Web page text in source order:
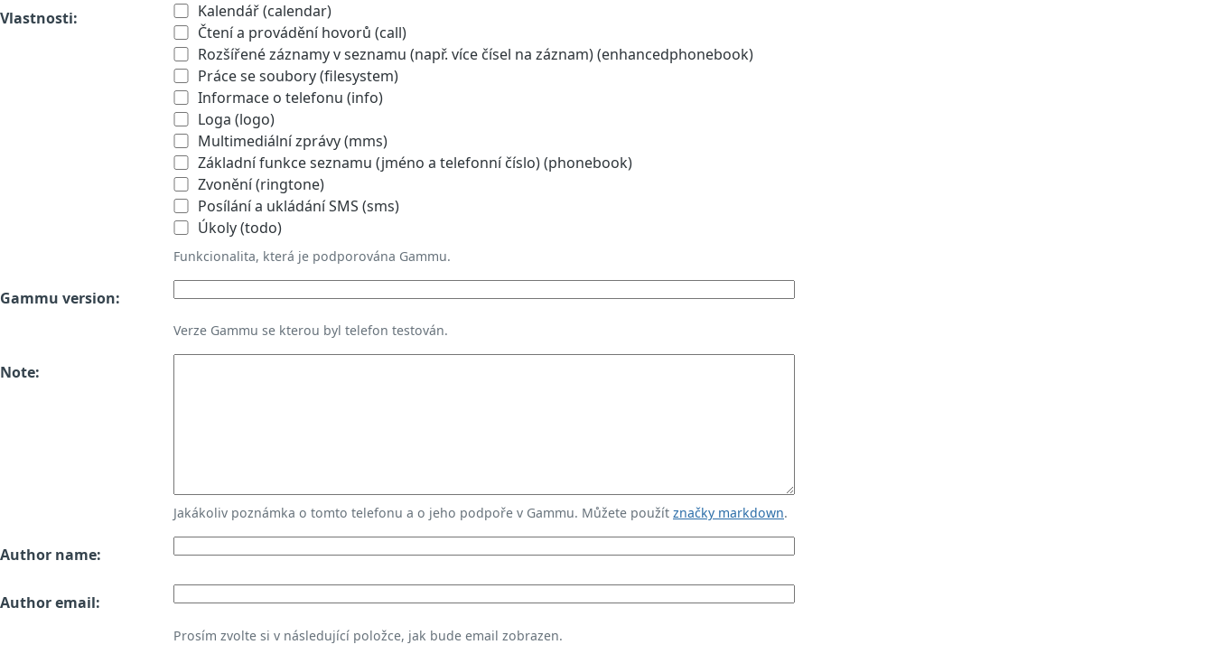
Vlastnosti:
Kalendář (calendar)
Čtení a provádění hovorů (call)
Rozšířené záznamy v seznamu (např. více čísel na záznam) (enhancedphonebook)
Práce se soubory (filesystem)
Informace o telefonu (info)
Loga (logo)
Multimediální zprávy (mms)
Základní funkce seznamu (jméno a telefonní číslo) (phonebook)
Zvonění (ringtone)
Posílání a ukládání SMS (sms)
Úkoly (todo)
Funkcionalita, která je podporována Gammu.
Gammu version:
Verze Gammu se kterou byl telefon testován.
Note:
Jakákoliv poznámka o tomto telefonu a o jeho podpoře v Gammu. Můžete použít značky markdown.
Author name:
Author email:
Prosím zvolte si v následující položce, jak bude email zobrazen.